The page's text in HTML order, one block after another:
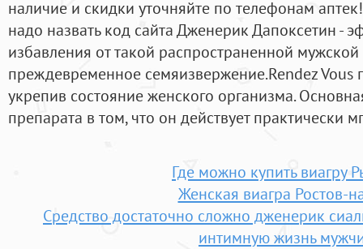
наличие и скидки уточняйте по телефонам
надо назвать код сайта Дженерик Дапоксетин -
избавления от такой распространенной
преждевременное семяизвержение.Rendez Vous
укрепив состояние женского организма.
препарата в том, что он действует практически
Где можно купить виагру
Женская виагра Ростов-
Средство достаточно сложно дженерик
интимную жизнь